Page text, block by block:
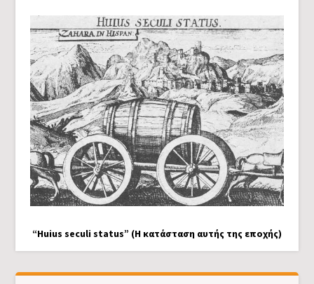
“Huius seculi status” (Η κατάσταση αυτής της εποχής)